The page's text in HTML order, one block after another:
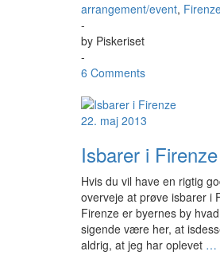
arrangement/event,
-
by Piskeriset
-
6 Comments
22. maj 2013
Isbarer i Firenze
Hvis du vil have en rigtig
overveje at prøve isbarer i
Firenze er byernes by
sigende være her, at
aldrig, at jeg har oplevet …